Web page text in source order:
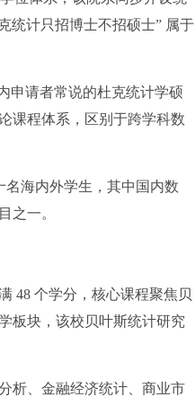
统计只招博士不招硕士” 属于
申请者常说的杜克统计学硕
课程体系，区别于跨学科数
海内外学生，其中国内数
之一。
48 个学分，核心课程聚焦贝
板块，该校贝叶斯统计研究
析、金融经济统计、商业市